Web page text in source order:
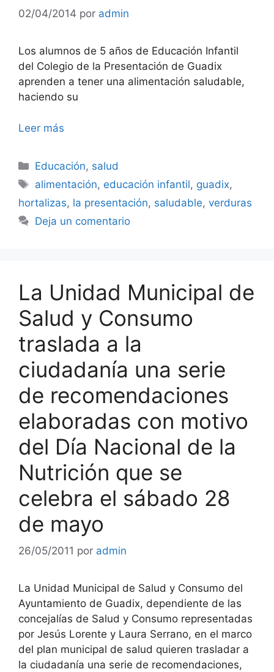
02/04/2014 por admin
Los alumnos de 5 años de Educación Infantil
del Colegio de la Presentación de Guadix
aprenden a tener una alimentación saludable,
haciendo su
Leer más
Categorías
Educación, salud
Etiquetas
alimentación, educación infantil, guadix,
hortalizas, la presentación, saludable, verduras
Deja un comentario
La Unidad Municipal de
Salud y Consumo
traslada a la
ciudadanía una serie
de recomendaciones
elaboradas con motivo
del Día Nacional de la
Nutrición que se
celebra el sábado 28
de mayo
26/05/2011 por admin
La Unidad Municipal de Salud y Consumo del
Ayuntamiento de Guadix, dependiente de las
concejalías de Salud y Consumo representadas
por Jesús Lorente y Laura Serrano, en el marco
del plan municipal de salud quieren trasladar a
la ciudadanía una serie de recomendaciones,